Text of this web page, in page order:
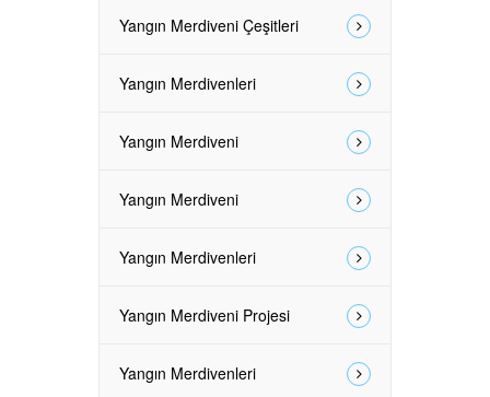
Yangın Merdiveni Çeşitleri
Yangın Merdivenleri
Yangın Merdiveni
Yangın Merdiveni
Yangın Merdivenleri
Yangın Merdiveni Projesi
Yangın Merdivenleri